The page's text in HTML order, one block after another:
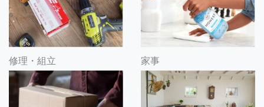
修理・組立 家事